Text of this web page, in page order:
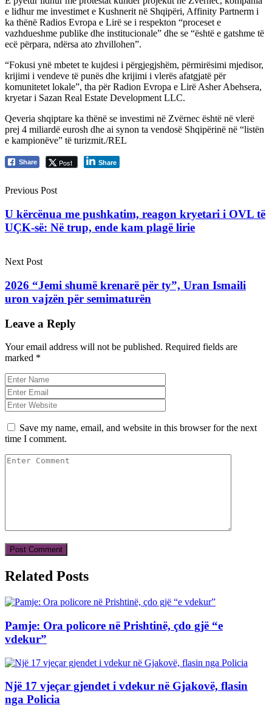
e lidhur me investimet e Kushnerit në Shqipëri, Affinity Partnerm i
ka thënë Radios Evropa e Lirë se i respekton “proceset e
vazhdueshme publike dhe institucionale” dhe se “është e gatshme të
ecë përpara, ndërsa ato zhvillohen”.
“Fokusi ynë mbetet te kujdesi i përgjegjshëm, përmirësimi mjedisor,
krijimi i vendeve të punës dhe krijimi i vlerës afatgjatë për
komunitetet lokale”, tha për Radion Evropa e Lirë Asher Abehsera,
kryetar i Sazan Real Estate Development LLC.
Qeveria shqiptare ka thënë se investimi në Zvërnec është në vlerë
prej 4 miliardë eurosh dhe ai synon ta vendosë Shqipërinë në “listën
e kampionëve” të turizmit./REL
Share Post Share
Previous Post
U kërcënua me pushkatim, reagon kryetari i OVL të
UÇK-së: Në trup, ende kam plagë lirie
Next Post
2026 “Jemi shumë krenarë për ty”, Uran Ismaili
uron vajzën për semimaturën
Leave a Reply
Your email address will not be published. Required fields are
marked *
Save my name, email, and website in this browser for the next
time I comment.
Related Posts
Pamje: Ora policore në Prishtinë, çdo gjë “e
vdekur”
Një 17 vjeçar gjendet i vdekur në Gjakovë, flasin
nga Policia